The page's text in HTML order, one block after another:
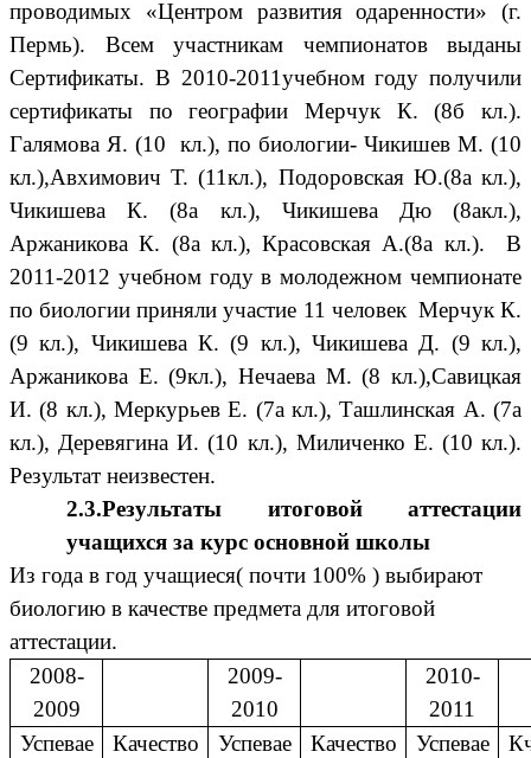
проводимых «Центром развития одаренности» (г.
Пермь). Всем участникам чемпионатов выданы
Сертификаты. В 2010-2011учебном году получили
сертификаты по географии Мерчук К. (8б кл.).
Галямова Я. (10 кл.), по биологии- Чикишев М. (10
кл.),Авхимович Т. (11кл.), Подоровская Ю.(8а кл.),
Чикишева К. (8а кл.), Чикишева Дю (8акл.),
Аржаникова К. (8а кл.), Красовская А.(8а кл.). В
2011-2012 учебном году в молодежном чемпионате
по биологии приняли участие 11 человек Мерчук К.
(9 кл.), Чикишева К. (9 кл.), Чикишева Д. (9 кл.),
Аржаникова Е. (9кл.), Нечаева М. (8 кл.),Савицкая
И. (8 кл.), Меркурьев Е. (7а кл.), Ташлинская А. (7а
кл.), Деревягина И. (10 кл.), Миличенко Е. (10 кл.).
Результат неизвестен.
2.3.Результаты итоговой аттестации
учащихся за курс основной школы
Из года в год учащиеся( почти 100% ) выбирают
биологию в качестве предмета для итоговой
аттестации.
2008-
2009
2009-
2010
2010-
2011
Успевае
Качество
Успевае
Качество
Успевае